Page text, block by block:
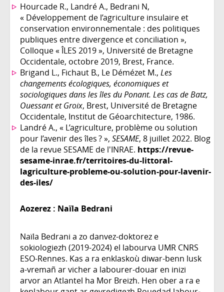
Hourcade R., Landré A., Bedrani N,
« Développement de l’agriculture insulaire et
conservation environnementale : des politiques
publiques entre divergence et conciliation »,
Colloque « ÎLES 2019 », Université de Bretagne
Occidentale, octobre 2019, Brest, France.
Brigand L., Fichaut B., Le Démézet M., Les
changements écologiques, économiques et
sociologiques dans les îles du Ponant. Les cas de Batz,
Ouessant et Groix, Brest, Université de Bretagne
Occidentale, Institut de Géoarchitecture, 1986.
Landré A., « L’agriculture, problème ou solution
pour l’avenir des îles ? », SESAME, 8 juillet 2022. Blog
de la revue SESAME de l'INRAE. https://revue-
sesame-inrae.fr/territoires-du-littoral-
lagriculture-probleme-ou-solution-pour-lavenir-
des-iles/
Aozerez : Naïla Bedrani
Naïla Bedrani a zo danvez-doktorez e
sokiologiezh (2019-2024) el labourva UMR CNRS
ESO-Rennes. Kas a ra enklaskoù diwar-benn lusk
a-vremañ ar vicher a labourer-douar en inizi
arvor an Atlantel ha Mor Breizh. Hen ober a ra e